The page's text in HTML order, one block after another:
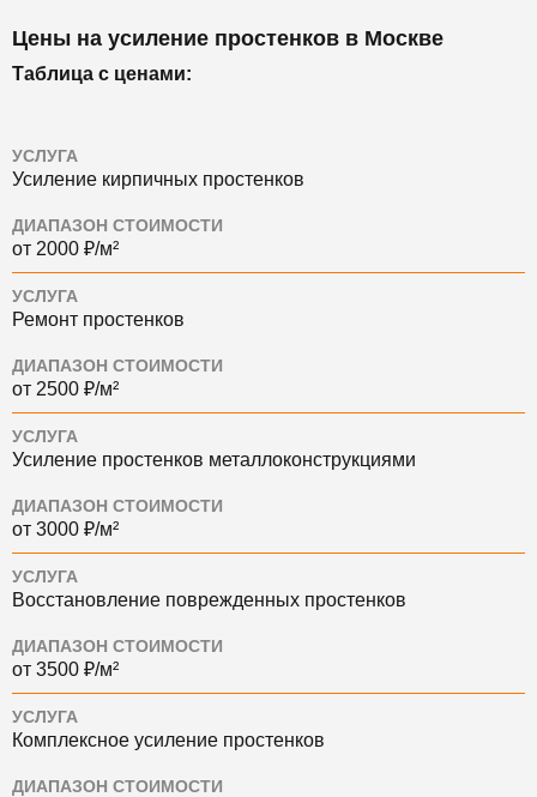
Цены на усиление простенков в Москве
Таблица с ценами:
УСЛУГА
Усиление кирпичных простенков
ДИАПАЗОН СТОИМОСТИ
от 2000 ₽/м²
УСЛУГА
Ремонт простенков
ДИАПАЗОН СТОИМОСТИ
от 2500 ₽/м²
УСЛУГА
Усиление простенков металлоконструкциями
ДИАПАЗОН СТОИМОСТИ
от 3000 ₽/м²
УСЛУГА
Восстановление поврежденных простенков
ДИАПАЗОН СТОИМОСТИ
от 3500 ₽/м²
УСЛУГА
Комплексное усиление простенков
ДИАПАЗОН СТОИМОСТИ